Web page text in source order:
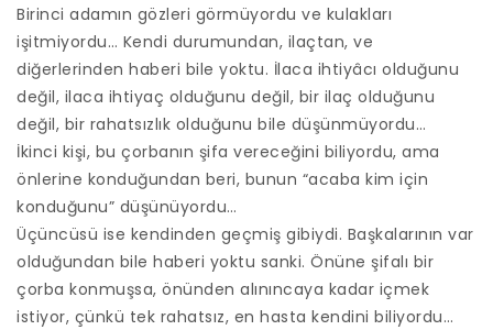
Birinci adamın gözleri görmüyordu ve kulakları
işitmiyordu… Kendi durumundan, ilaçtan, ve
diğerlerinden haberi bile yoktu. İlaca ihtiyâcı olduğunu
değil, ilaca ihtiyaç olduğunu değil, bir ilaç olduğunu
değil, bir rahatsızlık olduğunu bile düşünmüyordu…
İkinci kişi, bu çorbanın şifa vereceğini biliyordu, ama
önlerine konduğundan beri, bunun “acaba kim için
konduğunu” düşünüyordu…
Üçüncüsü ise kendinden geçmiş gibiydi. Başkalarının var
olduğundan bile haberi yoktu sanki. Önüne şifalı bir
çorba konmuşsa, önünden alınıncaya kadar içmek
istiyor, çünkü tek rahatsız, en hasta kendini biliyordu…